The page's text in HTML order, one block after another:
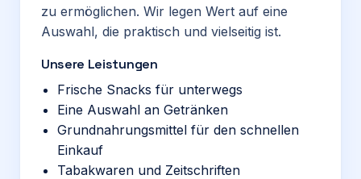
zu ermöglichen. Wir legen Wert auf eine
Auswahl, die praktisch und vielseitig ist.
Unsere Leistungen
Frische Snacks für unterwegs
Eine Auswahl an Getränken
Grundnahrungsmittel für den schnellen
Einkauf
Tabakwaren und Zeitschriften